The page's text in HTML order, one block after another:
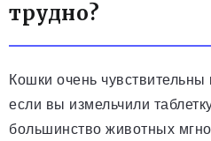
трудно?
Кошки очень чувствительны
если вы измельчили
большинство животных